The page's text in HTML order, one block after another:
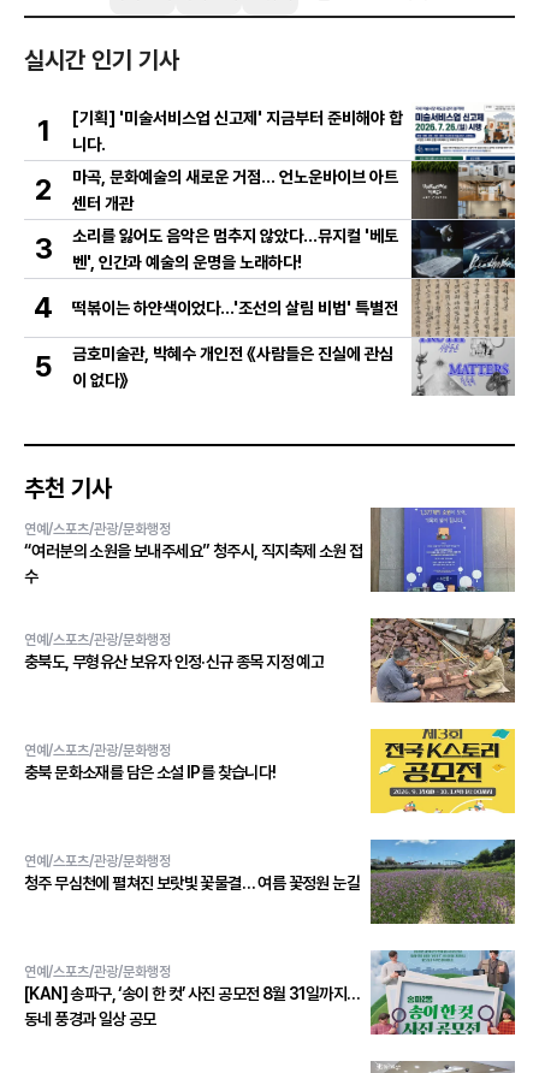
실시간 인기 기사
1
[기획] '미술서비스업 신고제' 지금부터 준비해야 합
니다.
2
마곡, 문화예술의 새로운 거점… 언노운바이브 아트
센터 개관
3
소리를 잃어도 음악은 멈추지 않았다…뮤지컬 '베토
벤', 인간과 예술의 운명을 노래하다!
4 떡볶이는 하얀색이었다...'조선의 살림 비법' 특별전
5
금호미술관, 박혜수 개인전 《사람들은 진실에 관심
이 없다》
추천 기사
연예/스포츠/관광/문화행정
“여러분의 소원을 보내주세요” 청주시, 직지축제 소원 접
수
연예/스포츠/관광/문화행정
충북도, 무형유산 보유자 인정·신규 종목 지정 예고
연예/스포츠/관광/문화행정
충북 문화소재를 담은 소설 IP를 찾습니다!
연예/스포츠/관광/문화행정
청주 무심천에 펼쳐진 보랏빛 꽃물결… 여름 꽃정원 눈길
연예/스포츠/관광/문화행정
[KAN] 송파구, ‘송이 한 컷’ 사진 공모전 8월 31일까지…
동네 풍경과 일상 공모